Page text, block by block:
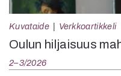
Kuvataide Verkkoartikkeli
Oulun hiljaisuus
2–3/2026